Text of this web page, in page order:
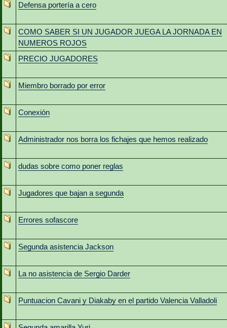
Defensa portería a cero
COMO SABER SI UN JUGADOR JUEGA LA JORNADA EN
NUMEROS ROJOS
PRECIO JUGADORES
Miembro borrado por error
Conexión
Administrador nos borra los fichajes que hemos realizado
dudas sobre como poner reglas
Jugadores que bajan a segunda
Errores sofascore
Segunda asistencia Jackson
La no asistencia de Sergio Darder
Puntuacion Cavani y Diakaby en el partido Valencia Valladoli